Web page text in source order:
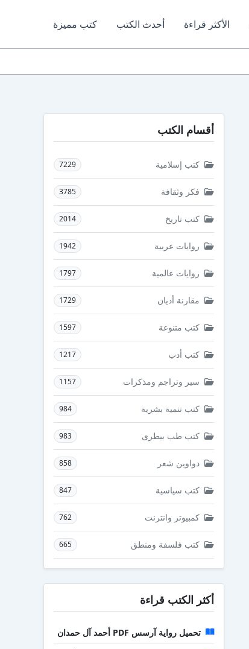
الأكثر قراءة أحدث الكتب كتب مميزة
أقسام الكتب
كتب إسلامية 7229
فكر وثقافة 3785
كتب تاريخ 2014
روايات عربية 1942
روايات عالمية 1797
مقارنة أديان 1729
كتب متنوعة 1597
كتب أدب 1217
سير وتراجم ومذكرات 1157
كتب تنمية بشرية 984
كتب طب بيطرى 983
دواوين شعر 858
كتب سياسية 847
كمبيوتر وانترنت 762
كتب فلسفة ومنطق 665
أكثر الكتب قراءة
تحميل رواية آرسس PDF أحمد آل حمدان